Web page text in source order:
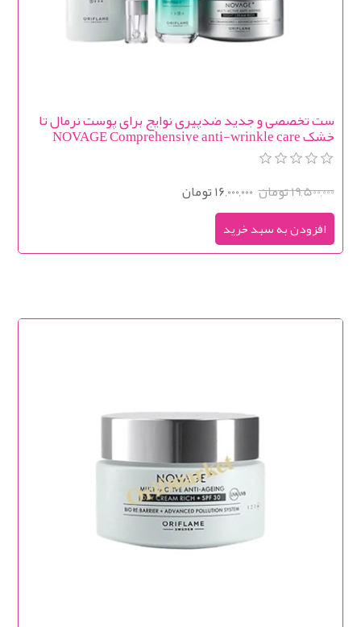
ست تخصصی و جدید ضدپیری نوایج برای پوست نرمال تا
خشک NOVAGE Comprehensive anti-wrinkle care
Wrinkle Smooth (rich texture)
19,500,000 تومان 16,000,000 تومان